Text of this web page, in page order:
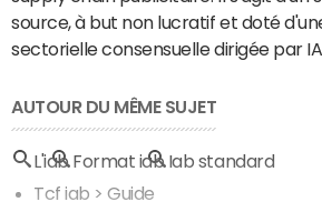
source, à but non lucratif et doté
sectorielle consensuelle dirigée par
AUTOUR DU MÊME SUJET
L'iab Format iab Iab standard
Tcf iab > Guide